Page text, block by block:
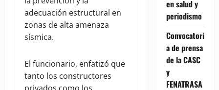
adecuación estructural en
zonas de alta amenaza
sísmica.
El funcionario, enfatizó que
tanto los constructores
en salud y
periodismo
Convocatori
a de prensa
de la CASC
y
FENATRASA